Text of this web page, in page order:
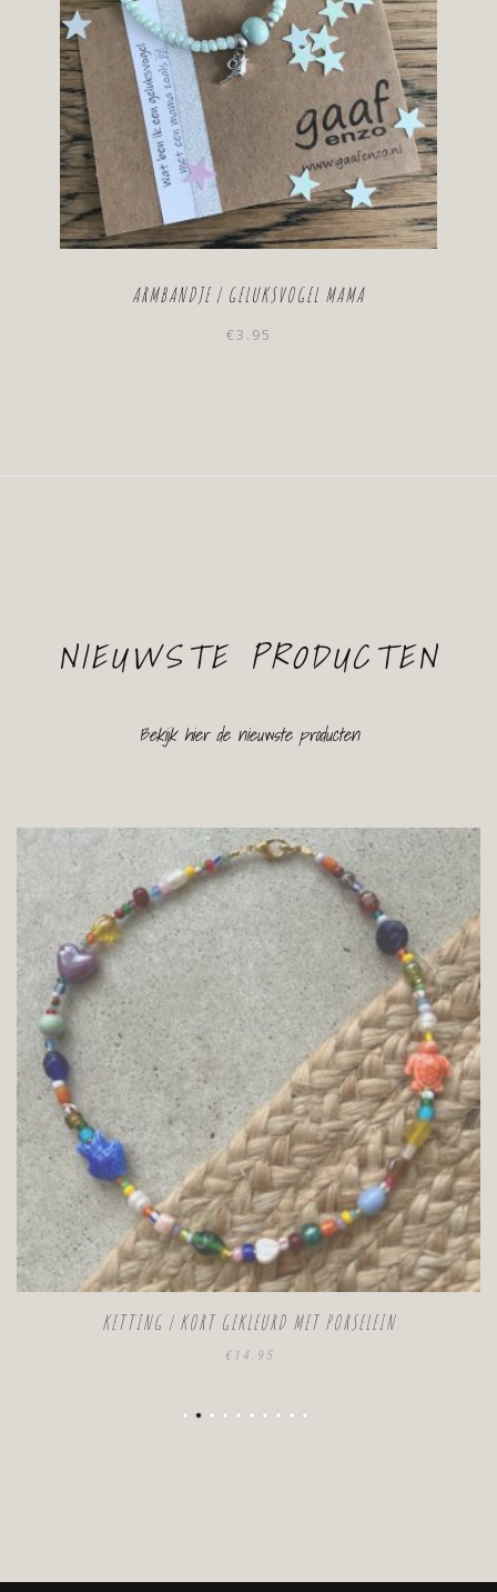
ARMBANDJE | GELUKSVOGEL MAMA
€3.95
NIEUWSTE PRODUCTEN
Bekijk hier de nieuwste producten
KETTING | KORT GEKLEURD MET PORSELEIN
€ 14.95